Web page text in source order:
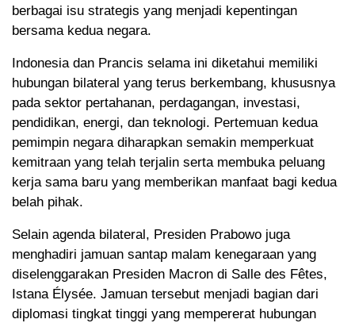
berbagai isu strategis yang menjadi kepentingan
bersama kedua negara.
Indonesia dan Prancis selama ini diketahui memiliki
hubungan bilateral yang terus berkembang, khususnya
pada sektor pertahanan, perdagangan, investasi,
pendidikan, energi, dan teknologi. Pertemuan kedua
pemimpin negara diharapkan semakin memperkuat
kemitraan yang telah terjalin serta membuka peluang
kerja sama baru yang memberikan manfaat bagi kedua
belah pihak.
Selain agenda bilateral, Presiden Prabowo juga
menghadiri jamuan santap malam kenegaraan yang
diselenggarakan Presiden Macron di Salle des Fêtes,
Istana Élysée. Jamuan tersebut menjadi bagian dari
diplomasi tingkat tinggi yang mempererat hubungan